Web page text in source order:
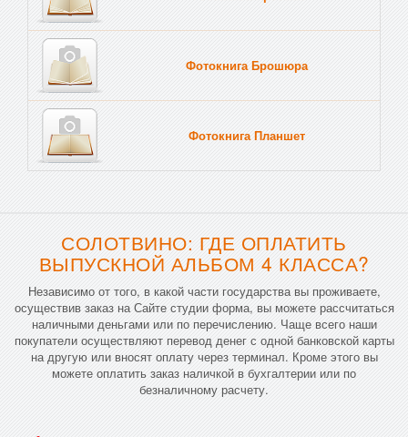
Фотокнига Брошюра
Фотокнига Планшет
СОЛОТВИНО: ГДЕ ОПЛАТИТЬ
ВЫПУСКНОЙ АЛЬБОМ 4 КЛАССА?
Независимо от того, в какой части государства вы проживаете,
осуществив заказ на Сайте студии форма, вы можете рассчитаться
наличными деньгами или по перечислению. Чаще всего наши
покупатели осуществляют перевод денег с одной банковской карты
на другую или вносят оплату через терминал. Кроме этого вы
можете оплатить заказ наличкой в бухгалтерии или по
безналичному расчету.